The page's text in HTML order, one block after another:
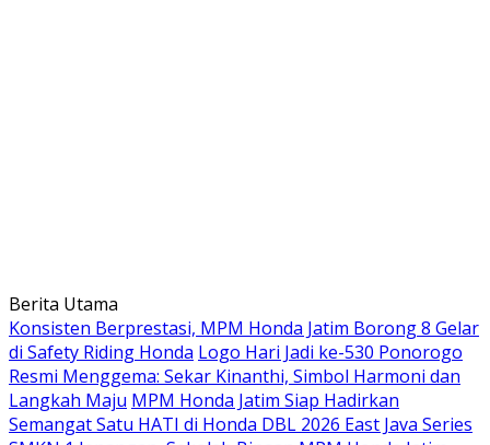
Langsung
ke
konten
Berita Utama
Konsisten Berprestasi, MPM Honda Jatim Borong 8 Gelar
di Safety Riding Honda Logo Hari Jadi ke-530 Ponorogo
Resmi Menggema: Sekar Kinanthi, Simbol Harmoni dan
Langkah Maju MPM Honda Jatim Siap Hadirkan
Semangat Satu HATI di Honda DBL 2026 East Java Series